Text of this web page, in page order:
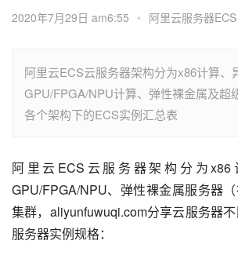
2020年7月29日 am6:55 • 阿里云服务器ECS
阿里云ECS云服务器架构分为x86计算、
GPU/FPGA/NPU计算、弹性裸金属及超
各个架构下的ECS实例汇总表
阿里云ECS云服务器架构分为
GPU/FPGA/NPU、弹性裸金属服务器
集群，aliyunfuwuqi.com分享云服务器
服务器实例规格：